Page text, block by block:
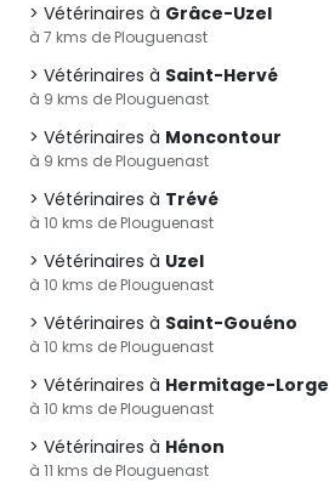
Vétérinaires à Grâce-Uzel
à 7 kms de Plouguenast
Vétérinaires à Saint-Hervé
à 9 kms de Plouguenast
Vétérinaires à Moncontour
à 9 kms de Plouguenast
Vétérinaires à Trévé
à 10 kms de Plouguenast
Vétérinaires à Uzel
à 10 kms de Plouguenast
Vétérinaires à Saint-Gouéno
à 10 kms de Plouguenast
Vétérinaires à Hermitage-Lorge
à 10 kms de Plouguenast
Vétérinaires à Hénon
à 11 kms de Plouguenast